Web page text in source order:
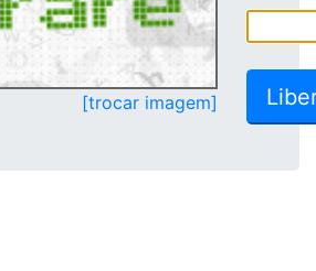
[trocar imagem]